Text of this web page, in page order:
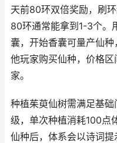
天前80环双倍奖励，刷
80环通常能拿到1-3个。
囊，开始香囊可量产仙
他玩家购买仙种，价格
家。
种植茱萸仙树需满足基
级，单次种植消耗100点
仙种后，体系会以诗词